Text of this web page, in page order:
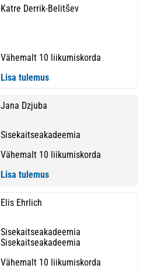
Katre Derrik-Belitšev
Vähemalt 10 liikumiskorda
Lisa tulemus
Jana Dzjuba
Sisekaitseakadeemia
Vähemalt 10 liikumiskorda
Lisa tulemus
Elis Ehrlich
Sisekaitseakadeemia
Sisekaitseakadeemia
Vähemalt 10 liikumiskorda